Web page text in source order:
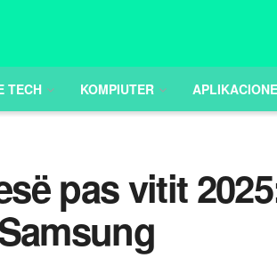
TECH KOMPIUTER APLIKACIONE
pas vitit